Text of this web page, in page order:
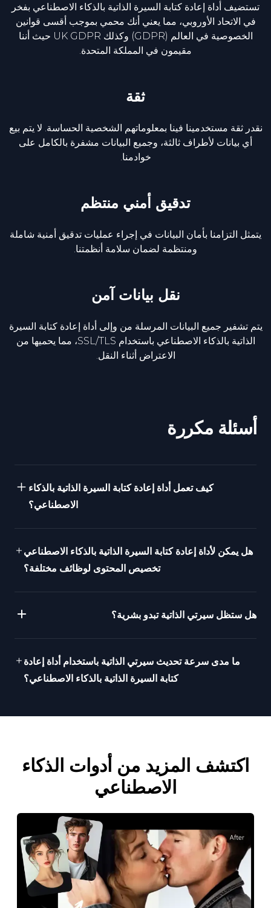
تستضيف أداة إعادة كتابة السيرة الذاتية بالذكاء الاصطناعي بفخر
في الاتحاد الأوروبي، مما يعني أنك محمي بموجب أقسى قوانين
الخصوصية في العالم (GDPR) وكذلك UK GDPR حيث أننا
مقيمون في المملكة المتحدة.
ثقة
نقدر ثقة مستخدمينا فينا بمعلوماتهم الشخصية الحساسة. لا يتم بيع
أي بيانات لأطراف ثالثة، وجميع البيانات مشفرة بالكامل على
خوادمنا.
تدقيق أمني منتظم
يتمثل التزامنا بأمان البيانات في إجراء عمليات تدقيق أمنية شاملة
ومنتظمة لضمان سلامة أنظمتنا.
نقل بيانات آمن
يتم تشفير جميع البيانات المرسلة من وإلى أداة إعادة كتابة السيرة
الذاتية بالذكاء الاصطناعي باستخدام SSL/TLS، مما يحميها من
الاعتراض أثناء النقل.
أسئلة مكررة
كيف تعمل أداة إعادة كتابة السيرة الذاتية بالذكاء
الاصطناعي؟
هل يمكن لأداة إعادة كتابة السيرة الذاتية بالذكاء الاصطناعي
تخصيص المحتوى لوظائف مختلفة؟
هل ستظل سيرتي الذاتية تبدو بشرية؟
ما مدى سرعة تحديث سيرتي الذاتية باستخدام أداة إعادة
كتابة السيرة الذاتية بالذكاء الاصطناعي؟
اكتشف المزيد من أدوات الذكاء
الاصطناعي